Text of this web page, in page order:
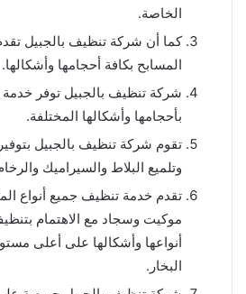
الخاصة.
كما أن شركة تنظيف بالجبيل
المسابح بكافة أحجامها وأشكالها.
شركة تنظيف بالجبيل توفر
بأحجامها وأشكالها المختلفة.
تقوم شركة تنظيف بالجبيل
وتلميع البلاط والسيراميك
تقدم خدمة تنظيف جميع أنواع
موكيت وسجاد مع الاهتمام
أنواعها وأشكالها على أعلى
البخار.